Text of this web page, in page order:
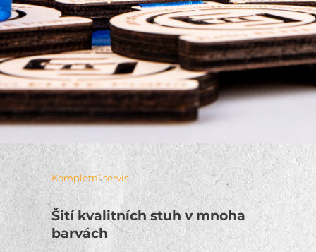
Kompletní servis
Šití kvalitních stuh v mnoha
barvách